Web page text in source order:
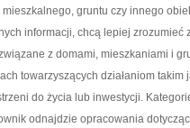
mieszkalnego, gruntu czy innego
informacji, chcą lepiej
z domami, mieszkaniami i
towarzyszących działaniom
do życia lub inwestycji.
odnajdzie opracowania